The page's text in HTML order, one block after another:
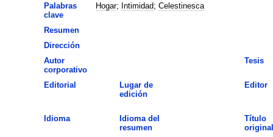
Palabras
clave
Hogar; Intimidad; Celestinesca
Resumen
Dirección
Autor
corporativo
Tesis
Editorial
Lugar de
edición
Editor
Idioma
Idioma del
resumen
Título
original